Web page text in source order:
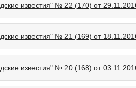
известия" № 22 (170) от
известия" № 21 (169) от
известия" № 20 (168) от